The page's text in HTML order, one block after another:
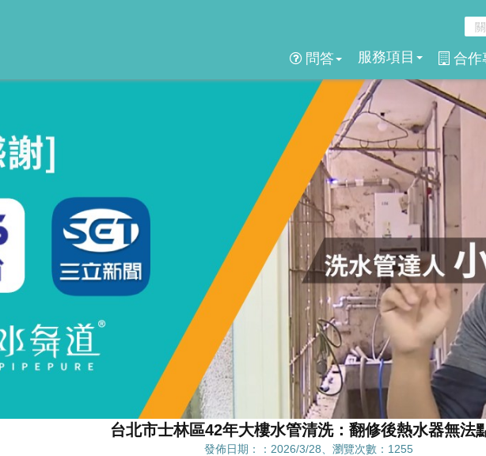
問答 服務項目 合作
台北市士林區42年大樓水管清洗：翻修後熱水器無法
發佈日期：：2026/3/28、瀏覽次數：1255